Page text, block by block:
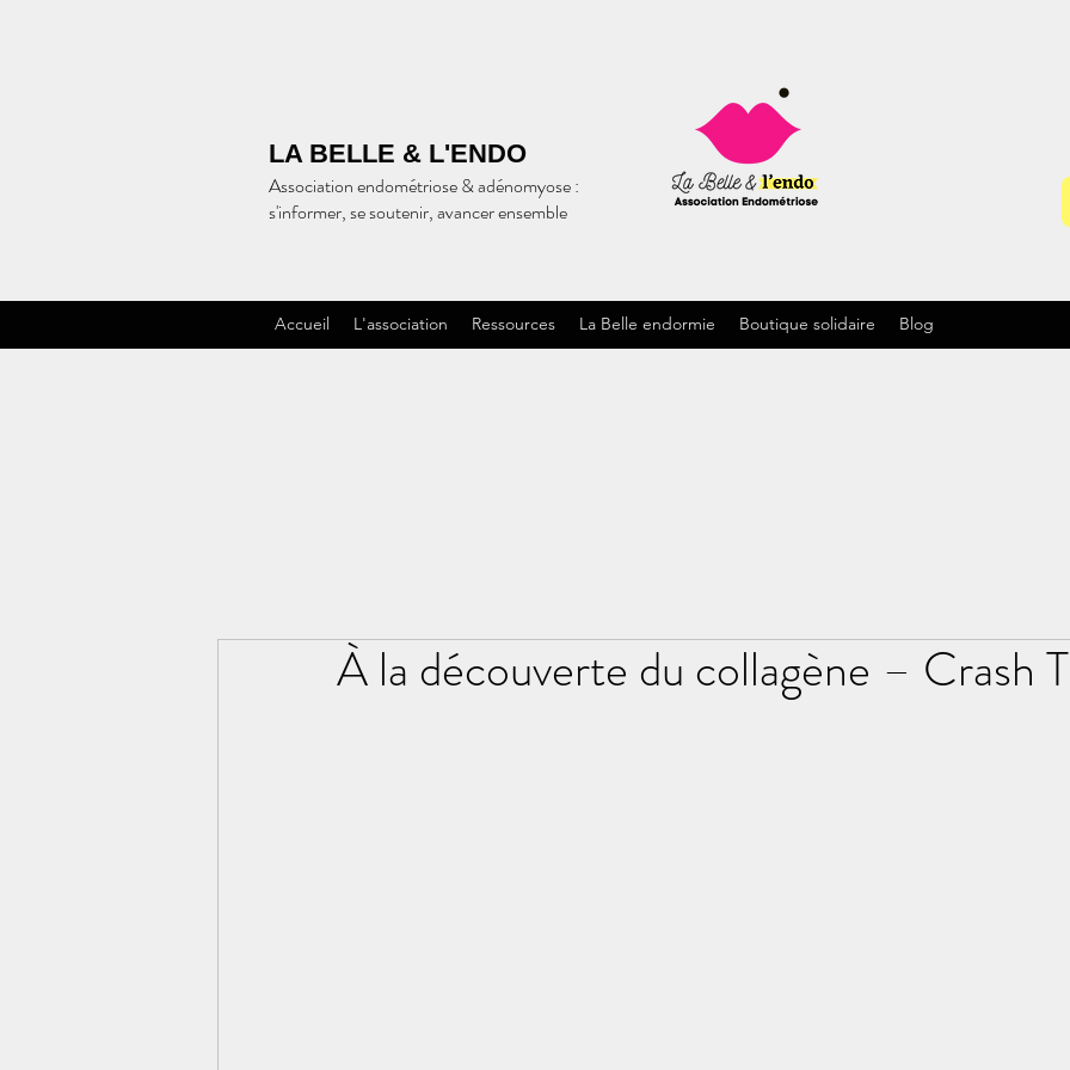
LA BELLE & L'ENDO
Association endométriose & adénomyose :
s'informer, se soutenir, avancer ensemble
Accueil L'association Ressources La Belle endormie Boutique solidaire Blog
À la découverte du collagène – Crash